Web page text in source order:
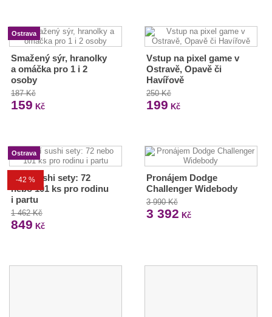
Ostrava
Smažený sýr, hranolky
a omáčka pro 1 i 2
osoby
187 Kč
159 Kč
Vstup na pixel game v
Ostravě, Opavě či
Havířově
250 Kč
199 Kč
-42 %
Ostrava
Obří sushi sety: 72
nebo 101 ks pro rodinu
i partu
1 462 Kč
849 Kč
Pronájem Dodge
Challenger Widebody
3 990 Kč
3 392 Kč